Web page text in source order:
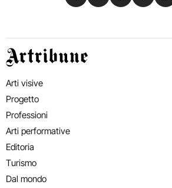
Artribune
Arti visive
Progetto
Professioni
Arti performative
Editoria
Turismo
Dal mondo